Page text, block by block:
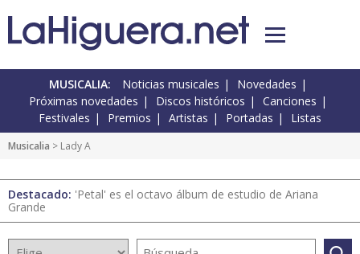
MUSICALIA: Noticias musicales
Novedades
Próximas novedades
Discos históricos
Canciones
Festivales
Premios Artistas Portadas Listas
Musicalia > Lady A
Destacado: 'Petal' es el octavo álbum de estudio de Ariana
Grande